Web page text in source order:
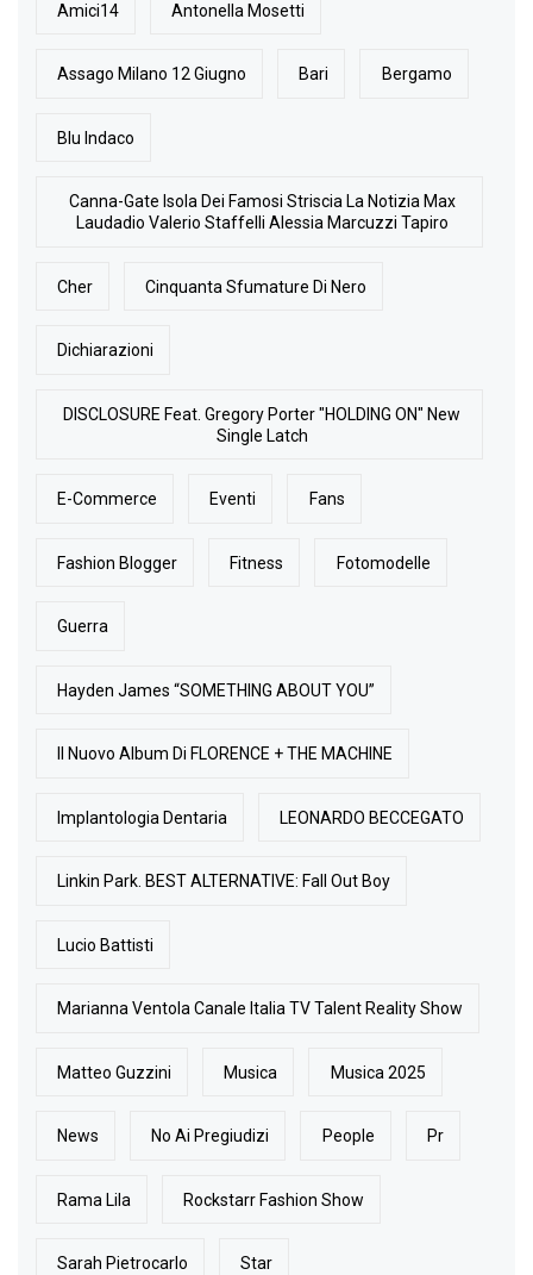
Amici14 Antonella Mosetti
Assago Milano 12 Giugno Bari Bergamo
Blu Indaco
Canna-Gate Isola Dei Famosi Striscia La Notizia Max
Laudadio Valerio Staffelli Alessia Marcuzzi Tapiro
Cher Cinquanta Sfumature Di Nero
Dichiarazioni
DISCLOSURE Feat. Gregory Porter "HOLDING ON" New
Single Latch
E-Commerce Eventi Fans
Fashion Blogger Fitness Fotomodelle
Guerra
Hayden James “SOMETHING ABOUT YOU”
Il Nuovo Album Di FLORENCE + THE MACHINE
Implantologia Dentaria LEONARDO BECCEGATO
Linkin Park. BEST ALTERNATIVE: Fall Out Boy
Lucio Battisti
Marianna Ventola Canale Italia TV Talent Reality Show
Matteo Guzzini Musica Musica 2025
News No Ai Pregiudizi People Pr
Rama Lila Rockstarr Fashion Show
Sarah Pietrocarlo Star